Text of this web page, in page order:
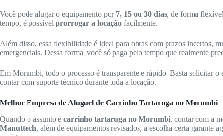
Você pode alugar o equipamento por 7, 15 ou 30 dias, de forma
tempo, é possível prorrogar a locação facilmente.
Além disso, essa flexibilidade é ideal para obras com prazos incertos,
emergenciais. Dessa forma, você só paga pelo tempo que realmente
Em Morumbi, todo o processo é transparente e rápido. Basta solicitar
contar com suporte técnico durante toda a locação.
Melhor Empresa de Aluguel de Carrinho Tartaruga no Morumbi
Quando o assunto é carrinho tartaruga no Morumbi, contar com a
Manuttech, além de equipamentos revisados, a escolha certa garante